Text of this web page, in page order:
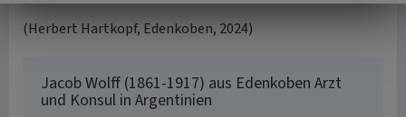
(Herbert Hartkopf, Edenkoben, 2024)
Jacob Wolff (1861-1917) aus Edenkoben Arzt
und Konsul in Argentinien